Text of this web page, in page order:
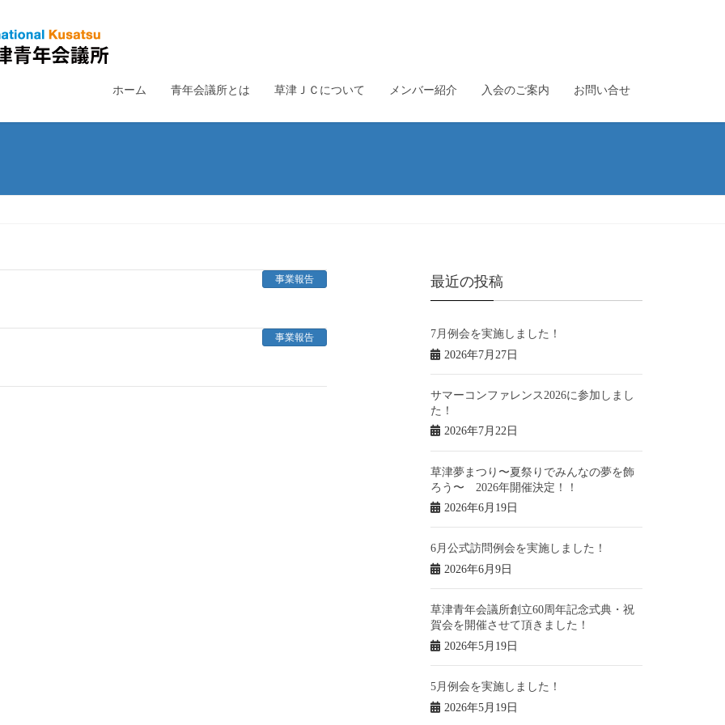
ホーム 青年会議所とは 草津ＪＣについて メンバー紹介 入会のご案内 お問い合せ
事業報告
事業報告
最近の投稿
7月例会を実施しました！
2026年7月27日
サマーコンファレンス2026に参加しまし
た！
2026年7月22日
草津夢まつり〜夏祭りでみんなの夢を飾
ろう〜 2026年開催決定！！
2026年6月19日
6月公式訪問例会を実施しました！
2026年6月9日
草津青年会議所創立60周年記念式典・祝
賀会を開催させて頂きました！
2026年5月19日
5月例会を実施しました！
2026年5月19日